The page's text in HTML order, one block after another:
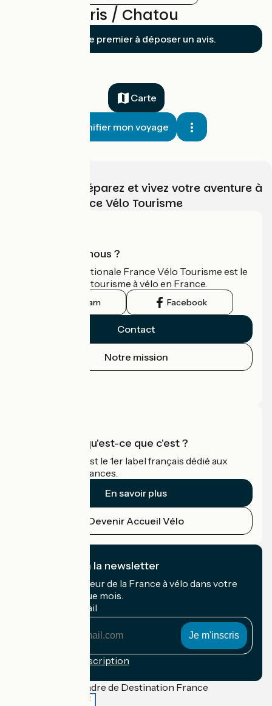
Avis sur Paris / Chatou
Soyez le premier à déposer un avis.
Carte
Planifier mon voyage
Choisissez, préparez et vivez votre aventure à
vélo avec France Vélo Tourisme
Qui sommes-nous ?
L'association nationale France Vélo Tourisme est le
guide officiel du tourisme à vélo en France.
Instagram Facebook
Contact
Notre mission
Accueil Vélo qu'est-ce que c'est ?
Accueil Vélo c'est le 1er label français dédié aux
cyclistes en vacances.
En savoir plus
Devenir Accueil Vélo
Je m'abonne à la newsletter
Recevez le meilleur de la France à vélo dans votre
boîte mail chaque mois.
Mon adresse mail
Conditions d'inscription
Financé dans le cadre de Destination France